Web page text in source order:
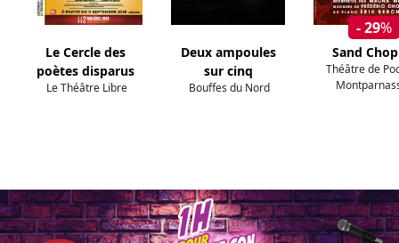
Le Cercle des
poètes disparus
Le Théâtre Libre
Deux ampoules
sur cinq
Bouffes du Nord
- 29%
Sand
Théâtre de